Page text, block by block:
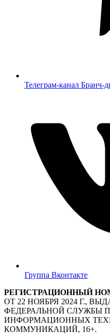
Телеграм-канал Бранч-
Группа Вконтакте
РЕГИСТРАЦИОННЫЙ
ОТ 22 НОЯБРЯ 2024 Г.,
ФЕДЕРАЛЬНОЙ СЛУЖБЫ
ИНФОРМАЦИОННЫХ
КОММУНИКАЦИЙ, 16+.